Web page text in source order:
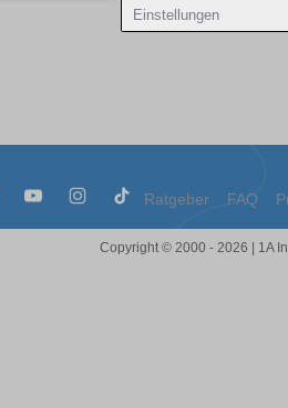
Einstellungen
Ratgeber FAQ
Copyright © 2000 - 2026 | 1A